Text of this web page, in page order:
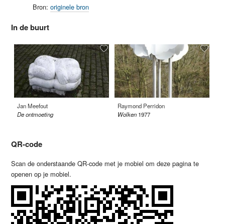
Bron: originele bron
In de buurt
Jan Meefout
De ontmoeting
Raymond Perridon
Wolken 1977
QR-code
Scan de onderstaande QR-code met je mobiel om deze pagina te
openen op je mobiel.